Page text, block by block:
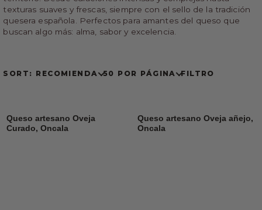
texturas suaves y frescas, siempre con el sello de la tradición
quesera española. Perfectos para amantes del queso que
buscan algo más: alma, sabor y excelencia.
SORT: RECOMIENDA 50 POR PÁGINA FILTRO
Queso artesano Oveja
Curado, Oncala
Queso artesano Oveja añejo,
Oncala